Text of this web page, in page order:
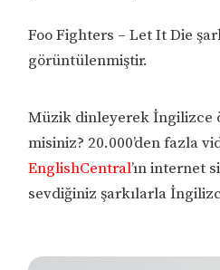
Foo Fighters – Let It Die
görüntülenmiştir.
Müzik dinleyerek İngilizce
misiniz? 20.000’den fazla
EnglishCentral’ın internet
sevdiğiniz şarkılarla